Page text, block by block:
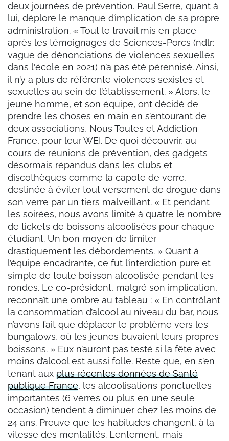
deux journées de prévention. Paul Serre, quant à
lui, déplore le manque d’implication de sa propre
administration. « Tout le travail mis en place
après les témoignages de Sciences-Porcs (ndlr:
vague de dénonciations de violences sexuelles
dans l'école en 2021) n’a pas été pérennisé. Ainsi,
il n’y a plus de référente violences sexistes et
sexuelles au sein de l’établissement. » Alors, le
jeune homme, et son équipe, ont décidé de
prendre les choses en main en s’entourant de
deux associations, Nous Toutes et Addiction
France, pour leur WEI. De quoi découvrir, au
cours de réunions de prévention, des gadgets
désormais répandus dans les clubs et
discothèques comme la capote de verre,
destinée à éviter tout versement de drogue dans
son verre par un tiers malveillant. « Et pendant
les soirées, nous avons limité à quatre le nombre
de tickets de boissons alcoolisées pour chaque
étudiant. Un bon moyen de limiter
drastiquement les débordements. » Quant à
l’équipe encadrante, ce fut l’interdiction pure et
simple de toute boisson alcoolisée pendant les
rondes. Le co-président, malgré son implication,
reconnaît une ombre au tableau : « En contrôlant
la consommation d’alcool au niveau du bar, nous
n’avons fait que déplacer le problème vers les
bungalows, où les jeunes buvaient leurs propres
boissons. » Eux n’auront pas testé si la fête avec
moins d’alcool est aussi folle. Reste que, en s’en
tenant aux plus récentes données de Santé
publique France, les alcoolisations ponctuelles
importantes (6 verres ou plus en une seule
occasion) tendent à diminuer chez les moins de
24 ans. Preuve que les habitudes changent, à la
vitesse des mentalités. Lentement, mais